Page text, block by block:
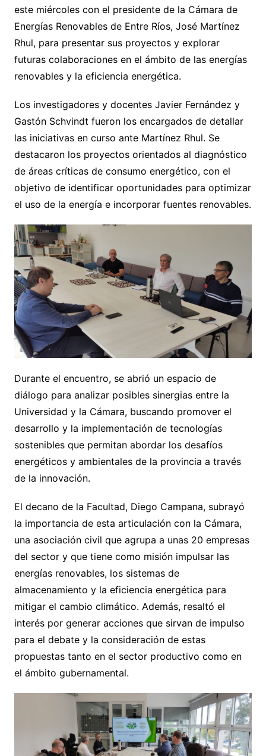
este miércoles con el presidente de la Cámara de
Energías Renovables de Entre Ríos, José Martínez
Rhul, para presentar sus proyectos y explorar
futuras colaboraciones en el ámbito de las energías
renovables y la eficiencia energética.
Los investigadores y docentes Javier Fernández y
Gastón Schvindt fueron los encargados de detallar
las iniciativas en curso ante Martínez Rhul. Se
destacaron los proyectos orientados al diagnóstico
de áreas críticas de consumo energético, con el
objetivo de identificar oportunidades para optimizar
el uso de la energía e incorporar fuentes renovables.
Durante el encuentro, se abrió un espacio de
diálogo para analizar posibles sinergias entre la
Universidad y la Cámara, buscando promover el
desarrollo y la implementación de tecnologías
sostenibles que permitan abordar los desafíos
energéticos y ambientales de la provincia a través
de la innovación.
El decano de la Facultad, Diego Campana, subrayó
la importancia de esta articulación con la Cámara,
una asociación civil que agrupa a unas 20 empresas
del sector y que tiene como misión impulsar las
energías renovables, los sistemas de
almacenamiento y la eficiencia energética para
mitigar el cambio climático. Además, resaltó el
interés por generar acciones que sirvan de impulso
para el debate y la consideración de estas
propuestas tanto en el sector productivo como en
el ámbito gubernamental.